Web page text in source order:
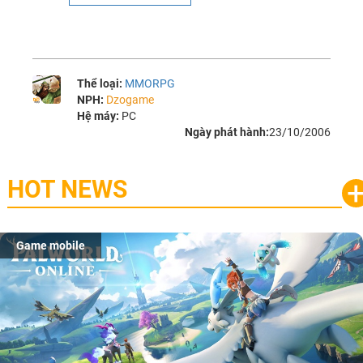
Thể loại: MMORPG
NPH: Dzogame
Hệ máy: PC
Ngày phát hành:23/10/2006
HOT NEWS
Game mobile